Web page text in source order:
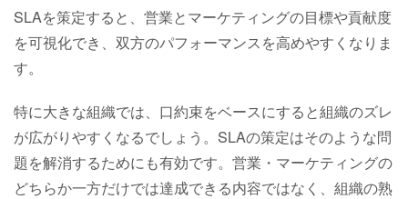
SLAを策定すると、営業とマーケティングの目標や貢献度
を可視化でき、双方のパフォーマンスを高めやすくなりま
す。
特に大きな組織では、口約束をベースにすると組織のズレ
が広がりやすくなるでしょう。SLAの策定はそのような問
題を解消するためにも有効です。営業・マーケティングの
どちらか一方だけでは達成できる内容ではなく、組織の熟